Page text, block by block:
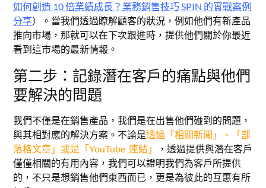
如何創造 10 倍業績成長？業務銷售技巧 SPIN 的實戰案例
分享）。當我們透過瞭解顧客的狀況，例如他們有新產品
推向市場，那就可以在下次跟進時，提供他們關於你最近
看到這市場的最新情報。
第二步：記錄潛在客戶的痛點與他們
要解決的問題
我們不僅是在銷售產品，我們是在出售他們碰到的問題，
與其相對應的解決方案。不論是透過「相關新聞」、「部
落格文章」或是「YouTube 連結」
，透過提供與潛在客戶
僅僅相關的有用內容，我們可以證明我們為客戶所提供
的，不只是想銷售他們東西而已，更是為彼此的互惠有所